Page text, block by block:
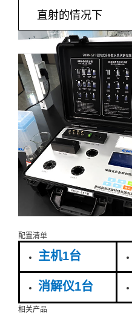
直射的情况下
配置清单
主机1台
消解仪1台
相关产品